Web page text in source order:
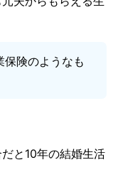
険のようなも
と10年の結婚生活